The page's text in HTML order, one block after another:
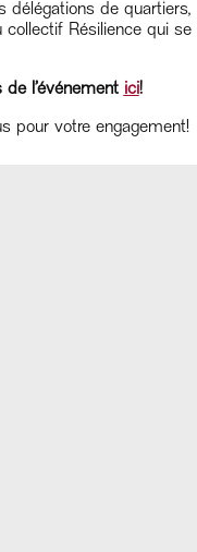
délégations de quartiers,
collectif Résilience qui se
l’événement ici!
pour votre engagement!